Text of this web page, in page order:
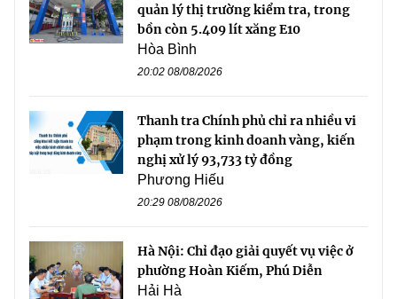
quản lý thị trường kiểm tra, trong
bồn còn 5.409 lít xăng E10
Hòa Bình
20:02 08/08/2026
Thanh tra Chính phủ chỉ ra nhiều vi
phạm trong kinh doanh vàng, kiến
nghị xử lý 93,733 tỷ đồng
Phương Hiếu
20:29 08/08/2026
Hà Nội: Chỉ đạo giải quyết vụ việc ở
phường Hoàn Kiếm, Phú Diễn
Hải Hà